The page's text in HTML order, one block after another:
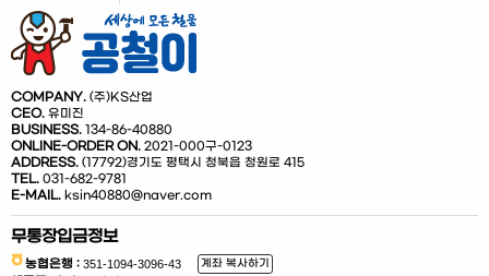
COMPANY. (주)KS산업
CEO. 유미진
BUSINESS. 134-86-40880
ONLINE-ORDER ON. 2021-000구-0123
ADDRESS. (17792)경기도 평택시 청북읍 청원로 415
TEL. 031-682-9781
E-MAIL. ksin40880@naver.com
무통장입금정보
농협은행 : 계좌 복사하기